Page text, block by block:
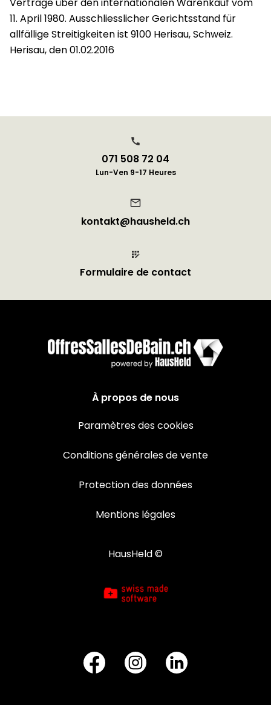
11. April 1980. Ausschliesslicher Gerichtsstand für
allfällige Streitigkeiten ist 9100 Herisau, Schweiz.
Herisau, den 01.02.2016
071 508 72 04
Lun-Ven 9-17 Heures
kontakt@hausheld.ch
Formulaire de contact
À propos de nous
Paramètres des cookies
Conditions générales de vente
Protection des données
Mentions légales
HausHeld ©